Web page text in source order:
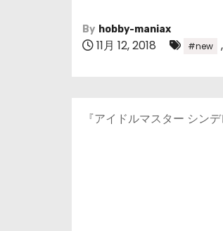
By hobby-maniax
11月 12, 2018 #new ,
『アイドルマスター シン